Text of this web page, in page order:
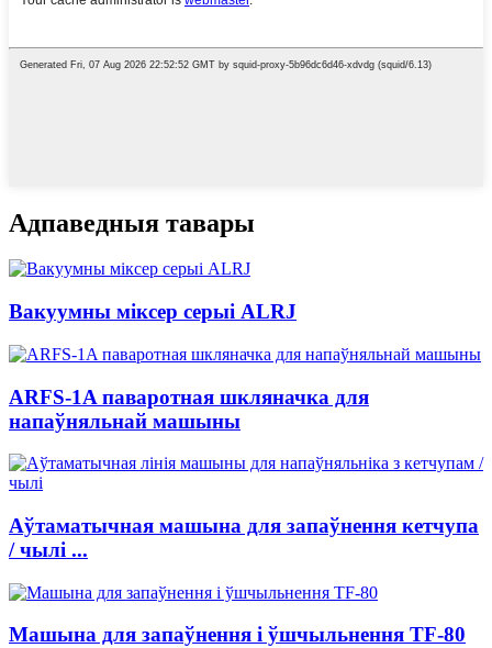
Адпаведныя тавары
Вакуумны міксер серыі ALRJ
ARFS-1A паваротная шкляначка для
напаўняльнай машыны
Аўтаматычная машына для запаўнення кетчупа
/ чылі ...
Машына для запаўнення і ўшчыльнення TF-80